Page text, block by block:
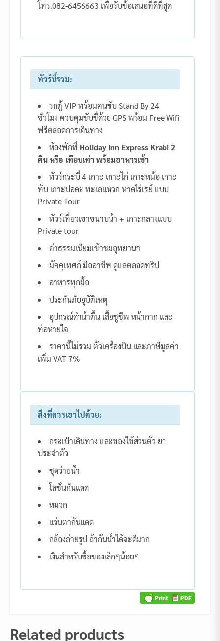
โทร.082-6456663 เพื่อรับข้อเสนอที่ดีที่สุด
ทัวร์นี้รวม:
รถตู้ VIP พร้อมคนขับ Stand By 24
ชั่วโมง ควบคุมขับขี่ด้วย GPS พร้อม Free Wifi
ฟรีตลอดการเดินทาง
ห้องพักที่ Holiday Inn Express Krabi 2
คืน หรือ เทียบเท่า พร้อมอาหารเช้า
ทัวร์กระบี่ 4 เกาะ เกาะไก่ เกาะหม้อ เกาะ
ทับ เกาะปอดะ ทะเลแหวก หาดไร่เรย์ แบบ
Private Tour
ทัวร์เที่ยวเขาขนาบน้ำ + เกาะกลางแบบ
Private tour
ค่าธรรมเนียมเข้าชมอุทยานฯ
มัคคุเทศก์ มืออาชีพ ดูแลตลอดทริป
อาหารทุกมื้อ
ประกันภัยอุบัติเหตุ
อุปกรณ์ดำน้ำตื้น เสื้อชูชีพ หน้ากาก และ
ท่อหายใจ
ราคานี้ไม่รวม ตั๋วเครื่องบิน และภาษีมูลค่า
เพิ่ม VAT 7%
สิ่งที่ควรเอาไปด้วย:
กระเป๋าเดินทาง และของใช้ส่วนตัว ยา
ประจำตัว
ชุดว่ายน้ำ
โลชั่นกันแดด
หมวก
แว่นตากันแดด
กล้องถ่ายรูป ถ้ากันน้ำได้จะดีมาก
เงินสำหรับซื้อของเล็กๆน้อยๆ
Related products